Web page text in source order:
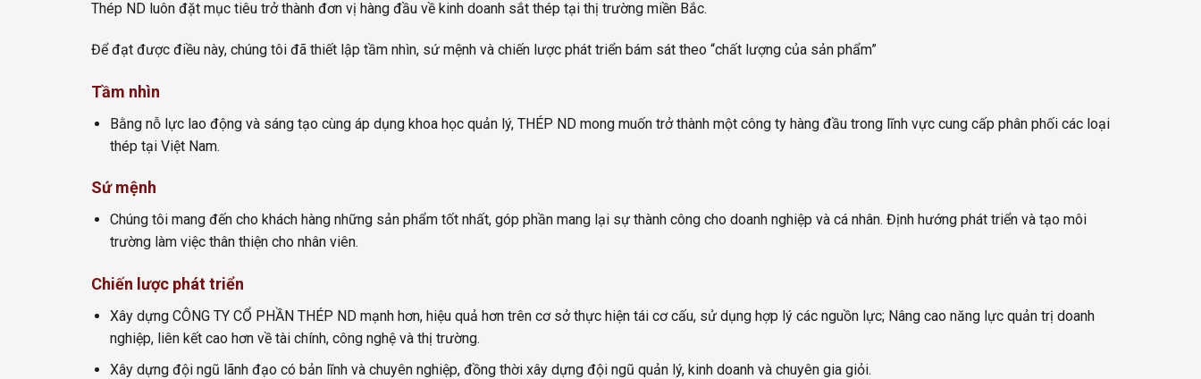
Thép ND luôn đặt mục tiêu trở thành đơn vị hàng đầu về kinh doanh sắt thép tại thị trường miền Bắc.
Để đạt được điều này, chúng tôi đã thiết lập tầm nhìn, sứ mệnh và chiến lược phát triển bám sát theo “chất lượng của sản phẩm”
Tầm nhìn
Bằng nỗ lực lao động và sáng tạo cùng áp dụng khoa học quản lý, THÉP ND mong muốn trở thành một công ty hàng đầu trong lĩnh vực cung cấp phân phối các loại
thép tại Việt Nam.
Sứ mệnh
Chúng tôi mang đến cho khách hàng những sản phẩm tốt nhất, góp phần mang lại sự thành công cho doanh nghiệp và cá nhân. Định hướng phát triển và tạo môi
trường làm việc thân thiện cho nhân viên.
Chiến lược phát triển
Xây dựng CÔNG TY CỔ PHẦN THÉP ND mạnh hơn, hiệu quả hơn trên cơ sở thực hiện tái cơ cấu, sử dụng hợp lý các nguồn lực; Nâng cao năng lực quản trị doanh
nghiệp, liên kết cao hơn về tài chính, công nghệ và thị trường.
Xây dựng đội ngũ lãnh đạo có bản lĩnh và chuyên nghiệp, đồng thời xây dựng đội ngũ quản lý, kinh doanh và chuyên gia giỏi.